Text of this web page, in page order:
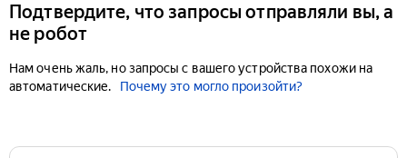
Подтвердите, что запросы отправляли вы, а
не робот
Нам очень жаль, но запросы с вашего устройства похожи на
автоматические.
Почему это могло произойти?